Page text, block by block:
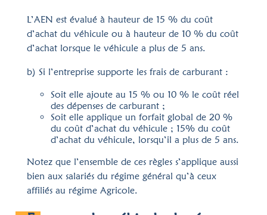
L’AEN est évalué à hauteur de 15 % du coût
d’achat du véhicule ou à hauteur de 10 % du coût
d’achat lorsque le véhicule a plus de 5 ans.
b) Si l’entreprise supporte les frais de carburant :
Soit elle ajoute au 15 % ou 10 % le coût réel
des dépenses de carburant ;
Soit elle applique un forfait global de 20 %
du coût d’achat du véhicule ; 15% du coût
d’achat du véhicule, lorsqu’il a plus de 5 ans.
Notez que l’ensemble de ces règles s’applique aussi
bien aux salariés du régime général qu’à ceux
affiliés au régime Agricole.